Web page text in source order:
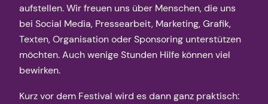
aufstellen. Wir freuen uns über Menschen, die uns
bei Social Media, Pressearbeit, Marketing, Grafik,
Texten, Organisation oder Sponsoring unterstützen
möchten. Auch wenige Stunden Hilfe können viel
bewirken.
Kurz vor dem Festival wird es dann ganz praktisch: